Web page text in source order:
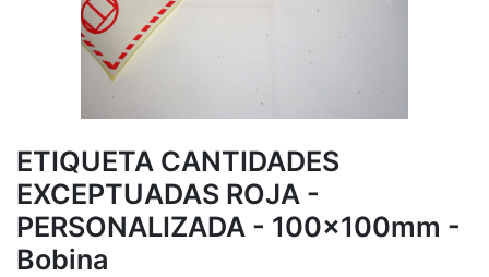
ETIQUETA CANTIDADES
EXCEPTUADAS ROJA -
PERSONALIZADA - 100x100mm -
Bobina